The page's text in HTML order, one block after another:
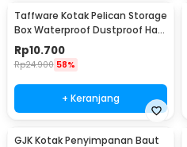
Taffware Kotak Pelican Storage
Box Waterproof Dustproof Hard
Case ABS L - G10/J020
Rp10.700
Rp24.900 58%
+ Keranjang
GJK Kotak Penyimpanan Baut